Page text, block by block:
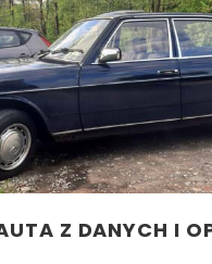
Z DANYCH I